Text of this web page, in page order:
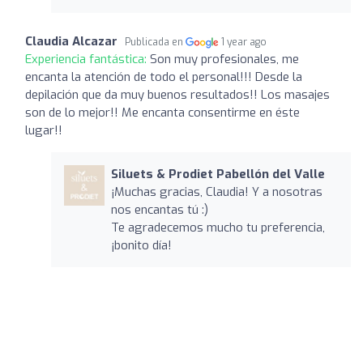
Claudia Alcazar Publicada en 1 year ago
Experiencia fantástica: Son muy profesionales, me
encanta la atención de todo el personal!!! Desde la
depilación que da muy buenos resultados!! Los masajes
son de lo mejor!! Me encanta consentirme en éste
lugar!!
Siluets & Prodiet Pabellón del Valle
¡Muchas gracias, Claudia! Y a nosotras
nos encantas tú :)
Te agradecemos mucho tu preferencia,
¡bonito día!